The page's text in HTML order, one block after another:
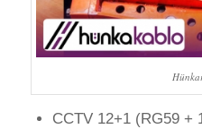
CCTV 12+1 (RG59 +